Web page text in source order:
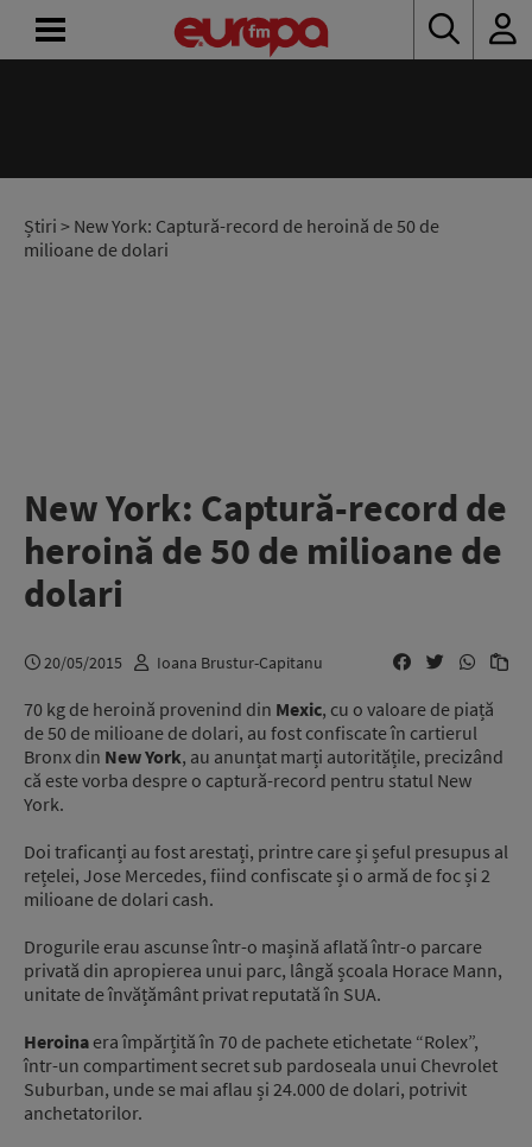
Știri > New York: Captură-record de heroină de 50 de
milioane de dolari
New York: Captură-record de
heroină de 50 de milioane de
dolari
20/05/2015 Ioana Brustur-Capitanu
70 kg de heroină provenind din Mexic, cu o valoare de piață
de 50 de milioane de dolari, au fost confiscate în cartierul
Bronx din New York, au anunțat marți autoritățile, precizând
că este vorba despre o captură-record pentru statul New
York.
Doi traficanți au fost arestați, printre care și șeful presupus al
rețelei, Jose Mercedes, fiind confiscate și o armă de foc și 2
milioane de dolari cash.
Drogurile erau ascunse într-o mașină aflată într-o parcare
privată din apropierea unui parc, lângă școala Horace Mann,
unitate de învățământ privat reputată în SUA.
Heroina era împărțită în 70 de pachete etichetate “Rolex”,
într-un compartiment secret sub pardoseala unui Chevrolet
Suburban, unde se mai aflau și 24.000 de dolari, potrivit
anchetatorilor.
RADIO